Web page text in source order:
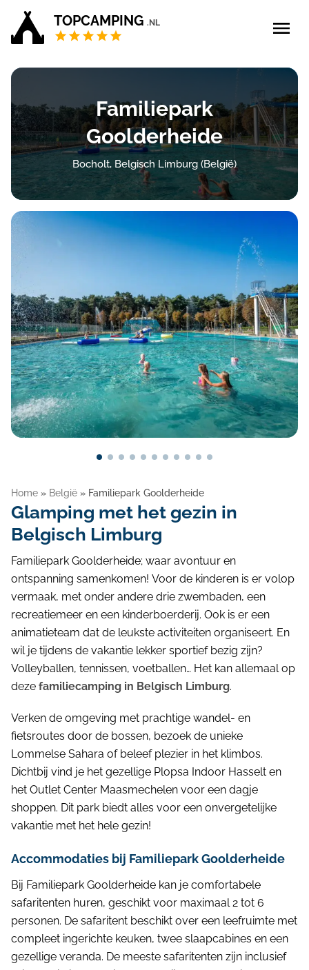
TOPCAMPING .NL
5 sterren campings
4 sterren campings
Campings Privé sanitair
Zoek & boek
Bedrijf aanmelden
Blog
Familiepark
Goolderheide
Bocholt, Belgisch Limburg (België)
Home » België » Familiepark Goolderheide
Glamping met het gezin in
Belgisch Limburg
Familiepark Goolderheide; waar avontuur en
ontspanning samenkomen! Voor de kinderen is er volop
vermaak, met onder andere drie zwembaden, een
recreatiemeer en een kinderboerderij. Ook is er een
animatieteam dat de leukste activiteiten organiseert. En
wil je tijdens de vakantie lekker sportief bezig zijn?
Volleyballen, tennissen, voetballen… Het kan allemaal op
deze familiecamping in Belgisch Limburg.
Verken de omgeving met prachtige wandel- en
fietsroutes door de bossen, bezoek de unieke
Lommelse Sahara of beleef plezier in het klimbos.
Dichtbij vind je het gezellige Plopsa Indoor Hasselt en
het Outlet Center Maasmechelen voor een dagje
shoppen. Dit park biedt alles voor een onvergetelijke
vakantie met het hele gezin!
Accommodaties bij Familiepark Goolderheide
Bij Familiepark Goolderheide kan je comfortabele
safaritenten huren, geschikt voor maximaal 2 tot 6
personen. De safaritent beschikt over een leefruimte met
compleet ingerichte keuken, twee slaapcabines en een
gezellige veranda. De meeste safaritenten zijn inclusief